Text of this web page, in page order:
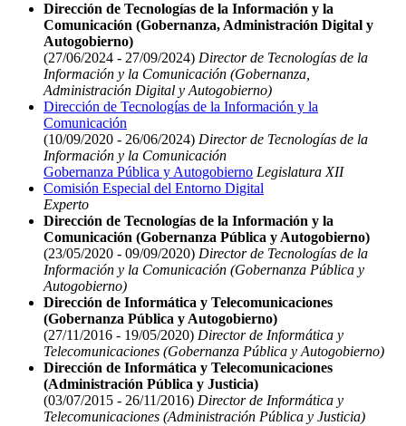
Dirección de Tecnologías de la Información y la
Comunicación (Gobernanza, Administración Digital y
Autogobierno)
(27/06/2024 - 27/09/2024) Director de Tecnologías de la
Información y la Comunicación (Gobernanza,
Administración Digital y Autogobierno)
Dirección de Tecnologías de la Información y la
Comunicación
(10/09/2020 - 26/06/2024) Director de Tecnologías de la
Información y la Comunicación
Gobernanza Pública y Autogobierno Legislatura XII
Comisión Especial del Entorno Digital
Experto
Dirección de Tecnologías de la Información y la
Comunicación (Gobernanza Pública y Autogobierno)
(23/05/2020 - 09/09/2020) Director de Tecnologías de la
Información y la Comunicación (Gobernanza Pública y
Autogobierno)
Dirección de Informática y Telecomunicaciones
(Gobernanza Pública y Autogobierno)
(27/11/2016 - 19/05/2020) Director de Informática y
Telecomunicaciones (Gobernanza Pública y Autogobierno)
Dirección de Informática y Telecomunicaciones
(Administración Pública y Justicia)
(03/07/2015 - 26/11/2016) Director de Informática y
Telecomunicaciones (Administración Pública y Justicia)